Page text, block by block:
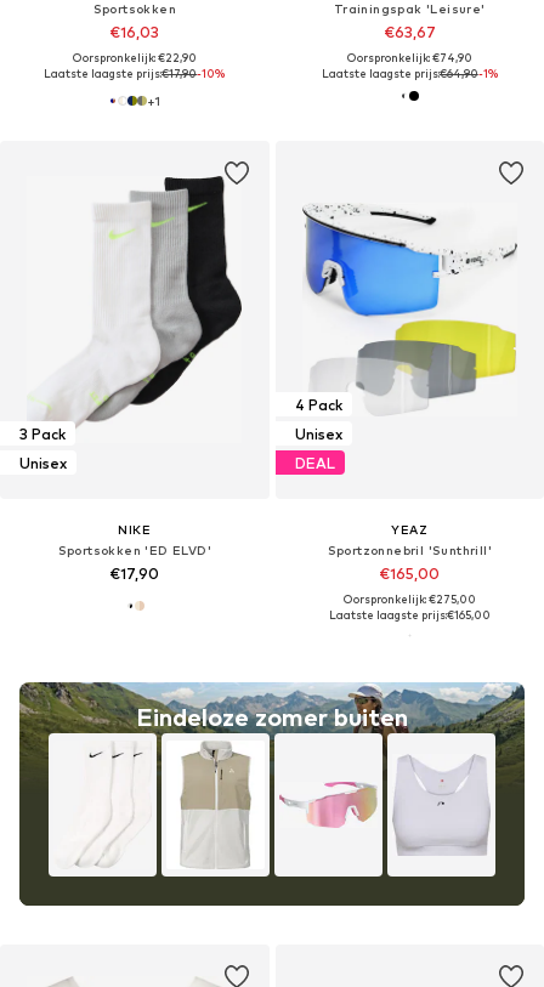
Sportsokken
€16,03
Oorspronkelijk: €22,90
Laatste laagste prijs:€17,90-10%
+1
Trainingspak 'Leisure'
€63,67
Oorspronkelijk: €74,90
Laatste laagste prijs:€64,90-1%
3 Pack
Unisex
NIKE
Sportsokken 'ED ELVD'
€17,90
Eindeloze zomer buiten
4 Pack
Unisex
DEAL
YEAZ
Sportzonnebril 'Sunthrill'
€165,00
Oorspronkelijk: €275,00
Laatste laagste prijs:€165,00